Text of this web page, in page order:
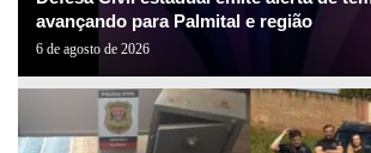
avançando para Palmital e região
6 de agosto de 2026